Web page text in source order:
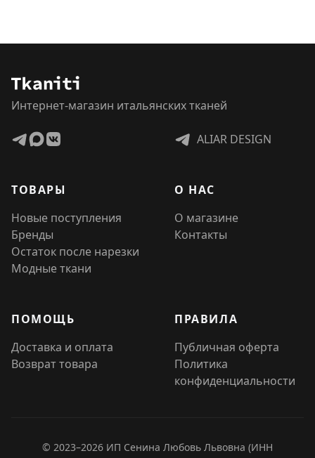
Интернет-магазин итальянских тканей
ALIAR DESIGN
ТОВАРЫ
Новые поступления
Бренды
Остаток после нарезки
Модные ткани
О НАС
О магазине
Контакты
ПОМОЩЬ
Доставка и оплата
Возврат товара
ПРАВИЛА
Публичная оферта
Политика
конфиденциальности
© 2023–2026 ИП Сенина Любовь Львовна (ИНН